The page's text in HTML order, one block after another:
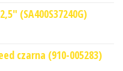
(SA400S37240G)
czarna (910-005283)